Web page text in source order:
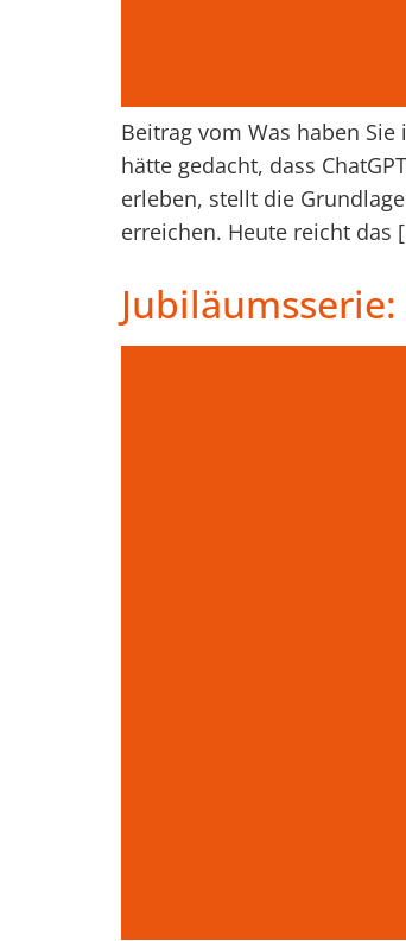
Beitrag vom Was haben
hätte gedacht, dass
erleben, stellt die
erreichen. Heute reicht das